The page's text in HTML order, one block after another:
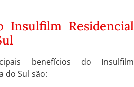
Insulfilm Residencial
benefícios do Insulfilm
do Sul são: